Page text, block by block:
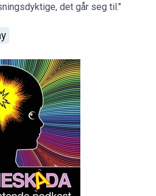
det går seg til."